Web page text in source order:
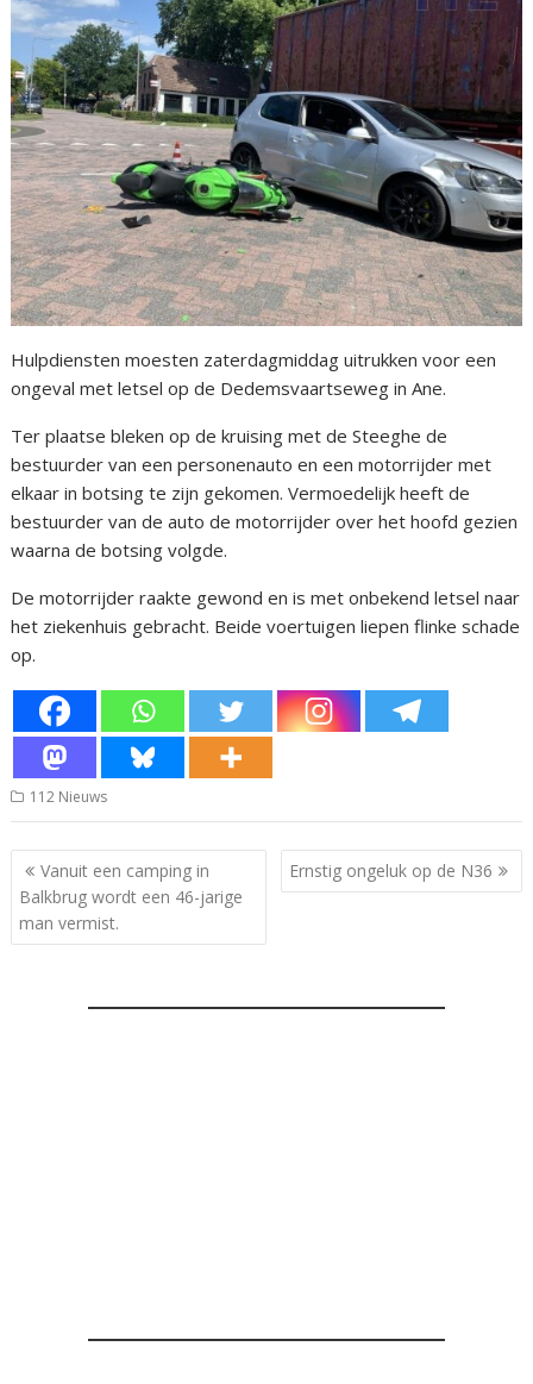
Hulpdiensten moesten zaterdagmiddag uitrukken voor een
ongeval met letsel op de Dedemsvaartseweg in Ane.
Ter plaatse bleken op de kruising met de Steeghe de
bestuurder van een personenauto en een motorrijder met
elkaar in botsing te zijn gekomen. Vermoedelijk heeft de
bestuurder van de auto de motorrijder over het hoofd gezien
waarna de botsing volgde.
De motorrijder raakte gewond en is met onbekend letsel naar
het ziekenhuis gebracht. Beide voertuigen liepen flinke schade
op.
112 Nieuws
Bericht
navigatie
Vanuit een camping in
Balkbrug wordt een 46-jarige
man vermist.
Ernstig ongeluk op de N36